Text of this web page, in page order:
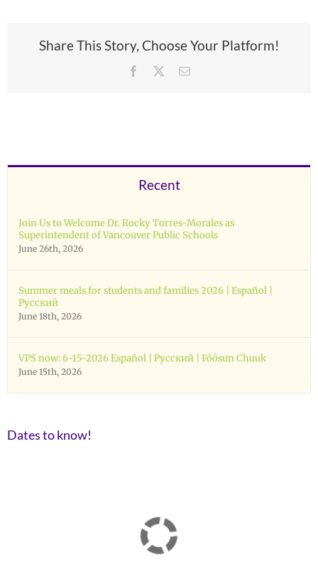
Share This Story, Choose Your Platform!
Facebook Email
Recent
Join Us to Welcome Dr. Rocky Torres-Morales as
Superintendent of Vancouver Public Schools
June 26th, 2026
Summer meals for students and families 2026 | Español |
Русский
June 18th, 2026
VPS now: 6-15-2026 Español | Русский | Fóósun Chuuk
June 15th, 2026
Dates to know!